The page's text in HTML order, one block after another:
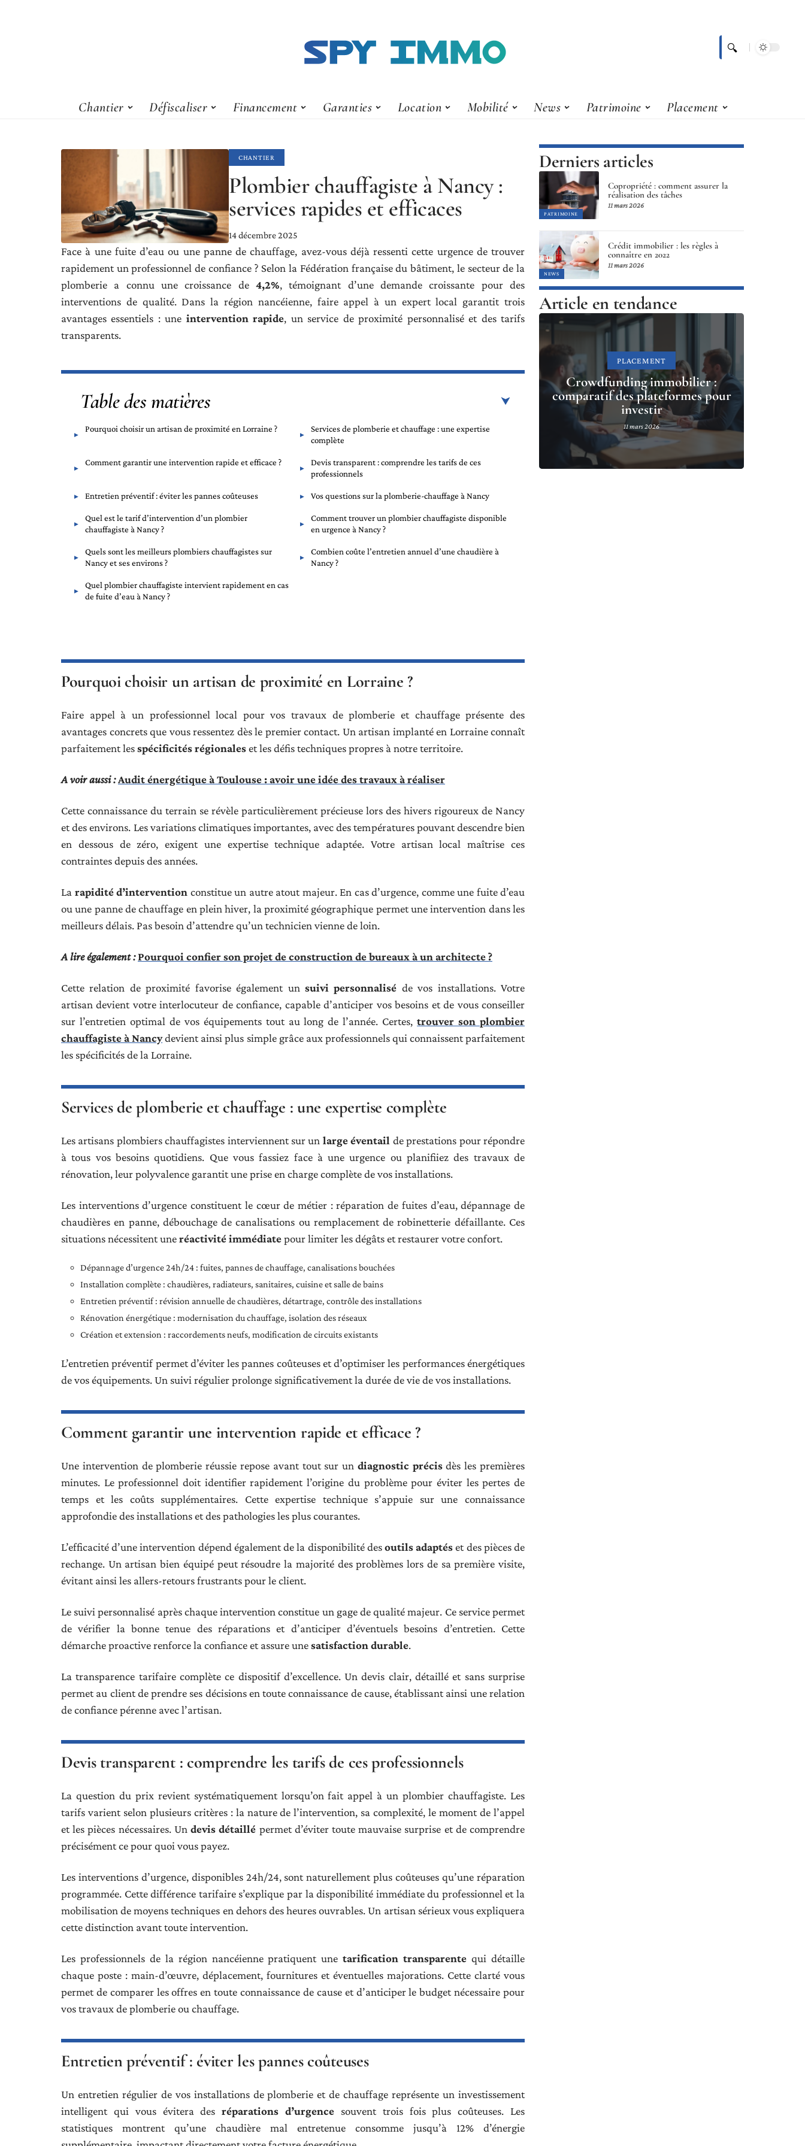
Chantier Défiscaliser Financement Garanties Location Mobilité News Patrimoine Placement
CHANTIER
Plombier chauffagiste à Nancy :
services rapides et efficaces
14 décembre 2025
Face à une fuite d’eau ou une panne de chauffage, avez-vous déjà ressenti cette urgence de trouver
rapidement un professionnel de confiance ? Selon la Fédération française du bâtiment, le secteur de la
plomberie a connu une croissance de 4,2%, témoignant d’une demande croissante pour des
interventions de qualité. Dans la région nancéienne, faire appel à un expert local garantit trois
avantages essentiels : une intervention rapide, un service de proximité personnalisé et des tarifs
transparents.
Table des matières
Pourquoi choisir un artisan de proximité en Lorraine ?
Services de plomberie et chauffage : une expertise
complète
Comment garantir une intervention rapide et efficace ?
Devis transparent : comprendre les tarifs de ces
professionnels
Entretien préventif : éviter les pannes coûteuses Vos questions sur la plomberie-chauffage à Nancy
Quel est le tarif d’intervention d’un plombier
chauffagiste à Nancy ?
Comment trouver un plombier chauffagiste disponible
en urgence à Nancy ?
Quels sont les meilleurs plombiers chauffagistes sur
Nancy et ses environs ?
Combien coûte l’entretien annuel d’une chaudière à
Nancy ?
Quel plombier chauffagiste intervient rapidement en cas
de fuite d’eau à Nancy ?
Pourquoi choisir un artisan de proximité en Lorraine ?
Faire appel à un professionnel local pour vos travaux de plomberie et chauffage présente des
avantages concrets que vous ressentez dès le premier contact. Un artisan implanté en Lorraine connaît
parfaitement lesspécificités régionaleset les défis techniques propres à notre territoire.
A voir aussi :Audit énergétique à Toulouse : avoir une idée des travaux à réaliser
Cette connaissance du terrain se révèle particulièrement précieuse lors des hivers rigoureux de Nancy
et des environs. Les variations climatiques importantes, avec des températures pouvant descendre bien
en dessous de zéro, exigent une expertise technique adaptée. Votre artisan local maîtrise ces
contraintes depuis des années.
La rapidité d’intervention constitue un autre atout majeur. En cas d’urgence, comme une fuite d’eau
ou une panne de chauffage en plein hiver, la proximité géographique permet une intervention dans les
meilleurs délais. Pas besoin d’attendre qu’un technicien vienne de loin.
A lire également :Pourquoi confier son projet de construction de bureaux à un architecte ?
Cette relation de proximité favorise également un suivi personnalisé de vos installations. Votre
artisan devient votre interlocuteur de confiance, capable d’anticiper vos besoins et de vous conseiller
sur l’entretien optimal de vos équipements tout au long de l’année. Certes,trouver son plombier
chauffagiste à Nancydevient ainsi plus simple grâce aux professionnels qui connaissent parfaitement
les spécificités de la Lorraine.
Services de plomberie et chauffage : une expertise complète
Les artisans plombiers chauffagistes interviennent sur un large éventail de prestations pour répondre
à tous vos besoins quotidiens. Que vous fassiez face à une urgence ou planifiiez des travaux de
rénovation, leur polyvalence garantit une prise en charge complète de vos installations.
Les interventions d’urgence constituent le cœur de métier : réparation de fuites d’eau, dépannage de
chaudières en panne, débouchage de canalisations ou remplacement de robinetterie défaillante. Ces
situations nécessitent uneréactivité immédiatepour limiter les dégâts et restaurer votre confort.
Dépannage d’urgence 24h/24 : fuites, pannes de chauffage, canalisations bouchées
Installation complète : chaudières, radiateurs, sanitaires, cuisine et salle de bains
Entretien préventif : révision annuelle de chaudières, détartrage, contrôle des installations
Rénovation énergétique : modernisation du chauffage, isolation des réseaux
Création et extension : raccordements neufs, modification de circuits existants
L’entretien préventif permet d’éviter les pannes coûteuses et d’optimiser les performances énergétiques
de vos équipements. Un suivi régulier prolonge significativement la durée de vie de vos installations.
Comment garantir une intervention rapide et efficace ?
Une intervention de plomberie réussie repose avant tout sur un diagnostic précisdès les premières
minutes. Le professionnel doit identifier rapidement l’origine du problème pour éviter les pertes de
temps et les coûts supplémentaires. Cette expertise technique s’appuie sur une connaissance
approfondie des installations et des pathologies les plus courantes.
L’efficacité d’une intervention dépend également de la disponibilité desoutils adaptéset des pièces de
rechange. Un artisan bien équipé peut résoudre la majorité des problèmes lors de sa première visite,
évitant ainsi les allers-retours frustrants pour le client.
Le suivi personnalisé après chaque intervention constitue un gage de qualité majeur. Ce service permet
de vérifier la bonne tenue des réparations et d’anticiper d’éventuels besoins d’entretien. Cette
démarche proactive renforce la confiance et assure unesatisfaction durable.
La transparence tarifaire complète ce dispositif d’excellence. Un devis clair, détaillé et sans surprise
permet au client de prendre ses décisions en toute connaissance de cause, établissant ainsi une relation
de confiance pérenne avec l’artisan.
Devis transparent : comprendre les tarifs de ces professionnels
La question du prix revient systématiquement lorsqu’on fait appel à un plombier chauffagiste. Les
tarifs varient selon plusieurs critères : la nature de l’intervention, sa complexité, le moment de l’appel
et les pièces nécessaires. Undevis détaillé permet d’éviter toute mauvaise surprise et de comprendre
précisément ce pour quoi vous payez.
Les interventions d’urgence, disponibles 24h/24, sont naturellement plus coûteuses qu’une réparation
programmée. Cette différence tarifaire s’explique par la disponibilité immédiate du professionnel et la
mobilisation de moyens techniques en dehors des heures ouvrables. Un artisan sérieux vous expliquera
cette distinction avant toute intervention.
Les professionnels de la région nancéienne pratiquent unetarification transparente qui détaille
chaque poste : main-d’œuvre, déplacement, fournitures et éventuelles majorations. Cette clarté vous
permet de comparer les offres en toute connaissance de cause et d’anticiper le budget nécessaire pour
vos travaux de plomberie ou chauffage.
Entretien préventif : éviter les pannes coûteuses
Un entretien régulier de vos installations de plomberie et de chauffage représente un investissement
intelligent qui vous évitera desréparations d’urgence souvent trois fois plus coûteuses. Les
statistiques montrent qu’une chaudière mal entretenue consomme jusqu’à 12% d’énergie
Derniers articles
PATRIMOINE
Copropriété : comment assurer la
réalisation des tâches
11 mars 2026
NEWS
Crédit immobilier : les règles à
connaître en 2022
11 mars 2026
Article en tendance
PLACEMENT
Crowdfunding immobilier :
comparatif des plateformes pour
investir
11 mars 2026